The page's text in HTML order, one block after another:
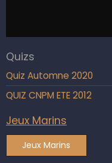
Quizs
Quiz Automne 2020
QUIZ CNPM ETE 2012
Jeux Marins
Jeux Marins